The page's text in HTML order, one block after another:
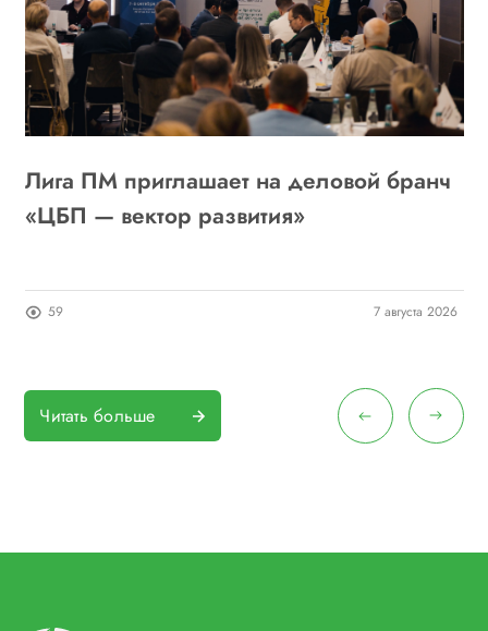
Лига ПМ приглашает на деловой бранч
«ЦБП — вектор развития»
59 7 августа 2026
Читать больше